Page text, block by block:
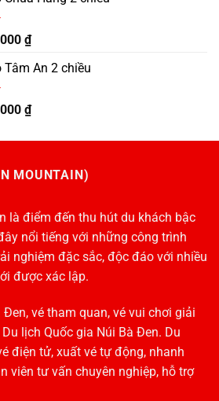
₫
Tâm An 2 chiều
₫
MOUNTAIN)
là điểm đến thu hút du khách bậc
nổi tiếng với những công trình
nghiệm đặc sắc, độc đáo với nhiều
được xác lập.
vé tham quan, vé vui chơi giải
lịch Quốc gia Núi Bà Đen. Du
điện tử, xuất vé tự động, nhanh
viên tư vấn chuyên nghiệp, hỗ trợ